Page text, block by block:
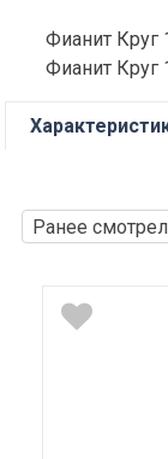
Фианит Круг
Фианит Круг
Ранее